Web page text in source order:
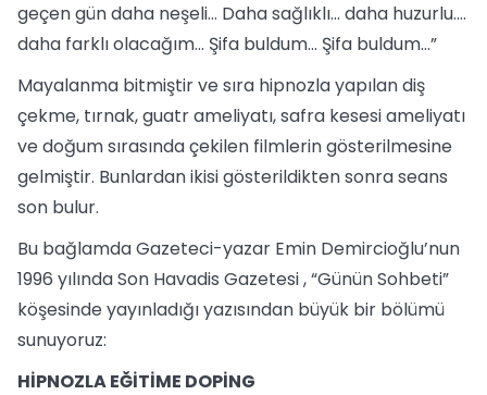
geçen gün daha neşeli... Daha sağlıklı... daha huzurlu....
daha farklı olacağım... Şifa buldum... Şifa buldum...”
Mayalanma bitmiştir ve sıra hipnozla yapılan diş
çekme, tırnak, guatr ameliyatı, safra kesesi ameliyatı
ve doğum sırasında çekilen filmlerin gösterilmesine
gelmiştir. Bunlardan ikisi gösterildikten sonra seans
son bulur.
Bu bağlamda Gazeteci-yazar Emin Demircioğlu’nun
1996 yılında Son Havadis Gazetesi , “Günün Sohbeti”
köşesinde yayınladığı yazısından büyük bir bölümü
sunuyoruz:
HİPNOZLA EĞİTİME DOPİNG